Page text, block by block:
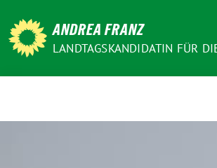
ANDREA FRANZ
LANDTAGSKANDIDATIN FÜR